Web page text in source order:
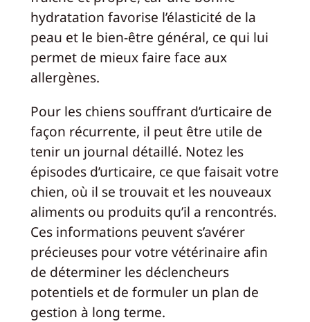
hydratation favorise l’élasticité de la
peau et le bien-être général, ce qui lui
permet de mieux faire face aux
allergènes.
Pour les chiens souffrant d’urticaire de
façon récurrente, il peut être utile de
tenir un journal détaillé. Notez les
épisodes d’urticaire, ce que faisait votre
chien, où il se trouvait et les nouveaux
aliments ou produits qu’il a rencontrés.
Ces informations peuvent s’avérer
précieuses pour votre vétérinaire afin
de déterminer les déclencheurs
potentiels et de formuler un plan de
gestion à long terme.